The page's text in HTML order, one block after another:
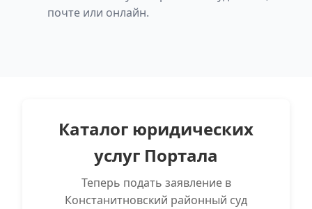
почте или онлайн.
Каталог юридических
услуг Портала
Теперь подать заявление в
Констанитновский районный суд